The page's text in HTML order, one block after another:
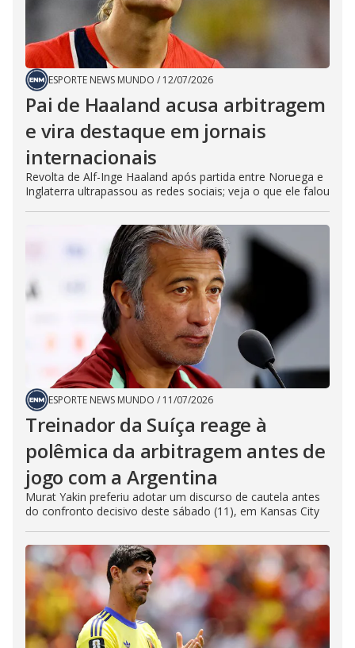
ESPORTE NEWS MUNDO / 12/07/2026
Pai de Haaland acusa arbitragem
e vira destaque em jornais
internacionais
Revolta de Alf-Inge Haaland após partida entre Noruega e
Inglaterra ultrapassou as redes sociais; veja o que ele falou
ESPORTE NEWS MUNDO / 11/07/2026
Treinador da Suíça reage à
polêmica da arbitragem antes de
jogo com a Argentina
Murat Yakin preferiu adotar um discurso de cautela antes
do confronto decisivo deste sábado (11), em Kansas City